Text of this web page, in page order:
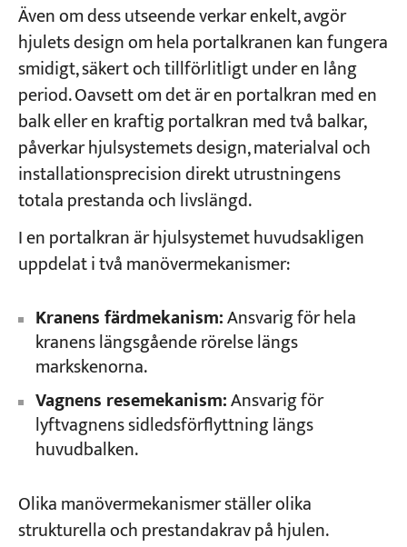
Projekt
Bloggar
Nyheter
Applikationer
Kontakta oss
Även om dess utseende verkar enkelt, avgör
hjulets design om hela portalkranen kan fungera
smidigt, säkert och tillförlitligt under en lång
period. Oavsett om det är en portalkran med en
balk eller en kraftig portalkran med två balkar,
påverkar hjulsystemets design, materialval och
installationsprecision direkt utrustningens
totala prestanda och livslängd.
I en portalkran är hjulsystemet huvudsakligen
uppdelat i två manövermekanismer:
Kranens färdmekanism:Ansvarig för hela
kranens längsgående rörelse längs
markskenorna.
Vagnens resemekanism:Ansvarig för
lyftvagnens sidledsförflyttning längs
huvudbalken.
Olika manövermekanismer ställer olika
strukturella och prestandakrav på hjulen.